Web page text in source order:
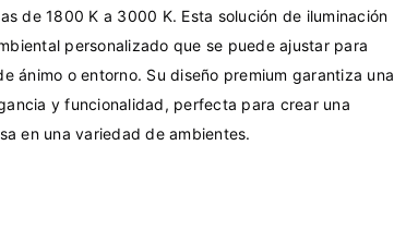
de 1800 K a 3000 K. Esta solución de iluminación
personalizado que se puede ajustar para
ánimo o entorno. Su diseño premium garantiza una
y funcionalidad, perfecta para crear una